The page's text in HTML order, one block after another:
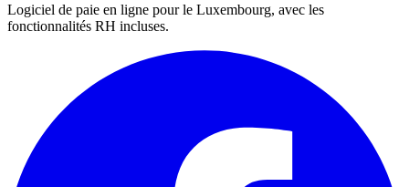
Logiciel de paie en ligne pour le Luxembourg, avec les
fonctionnalités RH incluses.